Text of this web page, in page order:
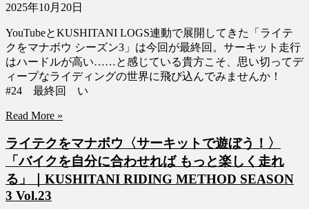
2025年10月20日
YouTubeとKUSHITANI LOGS連動で展開してきた「ライテ
クをマナボウ シーズン3」は今回が最終回。サーキット走行
はハードルが高い……と感じている貴方こそ、思い切ってデ
ィープなライディングの世界に飛び込んでみませんか！
#24 最終回 い
Read More »
ライテクをマナボウ〈サーキットで遊ぼう！〉
「バイクを自分に合わせれば もっと楽しく走れ
る」｜KUSHITANI RIDING METHOD SEASON
3 Vol.23